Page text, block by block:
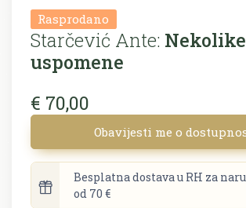
Rasprodano
Starčević Ante: Nekolike
uspomene
€ 70,00
Obavijesti me o
Besplatna dostava u RH za
od 70 €